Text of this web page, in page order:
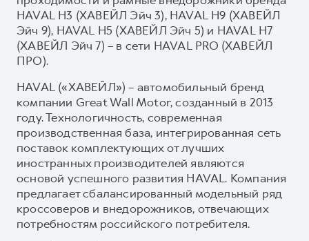
HAVAL H3 (ХАВЕЙЛ Эйч 3), HAVAL H9 (ХАВЕЙЛ
Эйч 9), HAVAL H5 (ХАВЕЙЛ Эйч 5) и HAVAL H7
(ХАВЕЙЛ Эйч 7) – в сети HAVAL PRO (ХАВЕЙЛ
ПРО).
HAVAL («ХАВЕЙЛ») – автомобильный бренд
компании Great Wall Motor, созданный в 2013
году. Технологичность, современная
производственная база, интегрированная сеть
поставок комплектующих от лучших
иностранных производителей являются
основой успешного развития HAVAL. Компания
предлагает сбалансированный модельный ряд
кроссоверов и внедорожников, отвечающих
потребностям российского потребителя.